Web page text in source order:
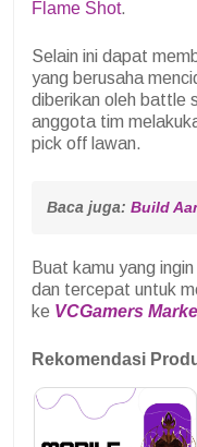
Flame Shot.
Selain ini dapat
yang berusaha
diberikan oleh battle
anggota tim
pick off lawan.
Baca juga: Build
Buat kamu yang
dan tercepat untuk
ke VCGamers
Rekomendasi